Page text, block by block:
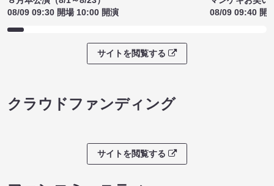
08/09 09:30 開場 10:00 開演
08/09 09:40 開
サイトを閲覧する
クラウドファンディング
サイトを閲覧する